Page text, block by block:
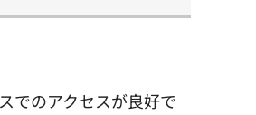
でのアクセスが良好で